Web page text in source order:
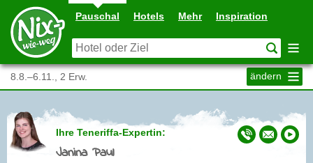
Pauschal Hotels Mehr Inspiration
8.8.–6.11., 2 Erw. ändern
Ihre Teneriffa-Expertin:
Janina Paul